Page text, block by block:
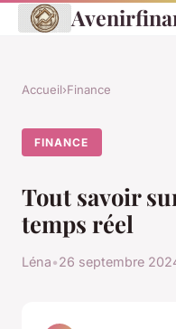
Accueil›Finance
FINANCE
Tout savoir
temps réel
Léna•26 septembre